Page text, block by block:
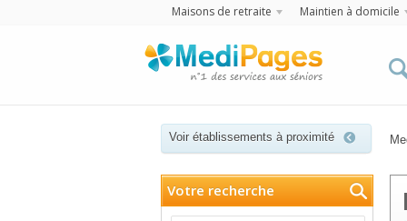
Maisons de retraite Maintien à domicile
Voir établissements à proximité
Votre recherche